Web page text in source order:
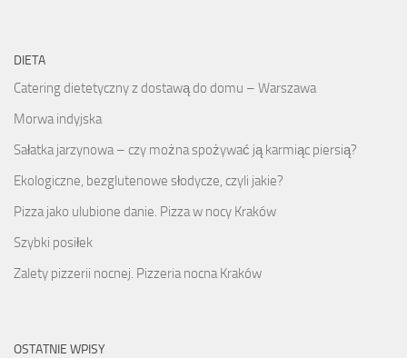
DIETA
Catering dietetyczny z dostawą do domu – Warszawa
Morwa indyjska
Sałatka jarzynowa – czy można spożywać ją karmiąc piersią?
Ekologiczne, bezglutenowe słodycze, czyli jakie?
Pizza jako ulubione danie. Pizza w nocy Kraków
Szybki posiłek
Zalety pizzerii nocnej. Pizzeria nocna Kraków
OSTATNIE WPISY